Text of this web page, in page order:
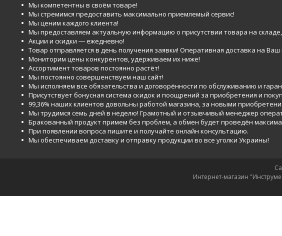
Мы компетентны в своём товаре!
Мы стремимся предоставить максимально приемлемый сервис!
Мы ценим каждого клиента!
Мы предоставляем актуальную информацию о присутствии товара на
Акции и скидки ― ежедневно!
Товар отправляется в день получения заявки! Оперативная доставка на
Мониторим цены конкурентов, удерживаем их ниже!
Ассортимент товаров постоянно растёт!
Мы постоянно совершенствуем наш сайт!
Мы исполняем все обязательства и договорённости по обслуживанию и
Присутствует бонусная система скидок и поощрений за приобретения и
99,36% наших клиентов довольны работой магазина, за новыми
Мы трудимся семь дней в неделю! Грамотный и отзывчивый менеджер
Бракованный продукт примем без проблем, а обмен будет проведён
При появлении вопроса пишите и получайте онлайн консультацию.
Мы обеспечиваем доставку и отправку продукции во все уголки Украины!